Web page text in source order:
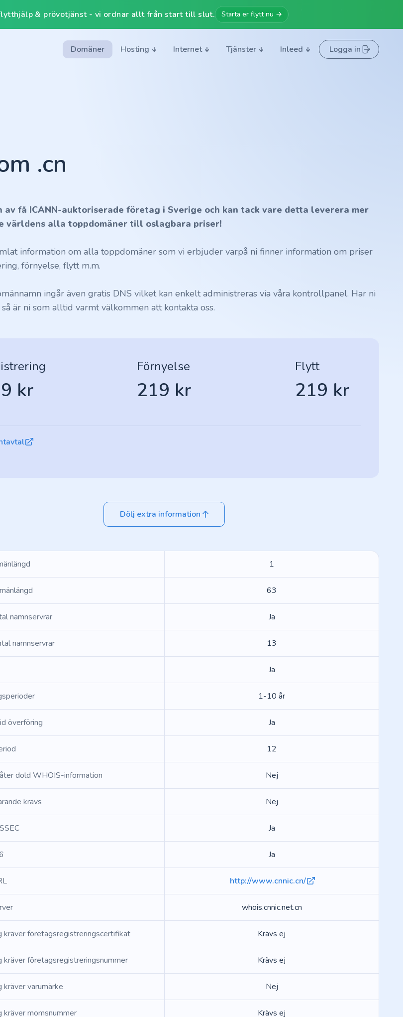
& prövotjänst - vi ordnar allt från start till slut. Starta er flytt nu →
Domäner Hosting Internet Tjänster Inleed Logga in
.cn
av få ICANN-auktoriserade företag i Sverige och kan tack vare detta leverera mer
världens alla toppdomäner till oslagbara priser!
information om alla toppdomäner som vi erbjuder varpå ni finner information om priser
förnyelse, flytt m.m.
ingår även gratis DNS vilket kan enkelt administreras via våra kontrollpanel. Har ni
är ni som alltid varmt välkommen att kontakta oss.
kr
Förnyelse
219 kr
Flytt
219 kr
Dölj extra information
1
63
namnservrar Ja
namnservrar 13
Ja
1-10 år
överföring Ja
12
dold WHOIS-information Nej
krävs Nej
Ja
Ja
http://www.cnnic.cn/
whois.cnnic.net.cn
kräver företagsregistreringscertifikat Krävs ej
kräver företagsregistreringsnummer Krävs ej
kräver varumärke Nej
kräver momsnummer Krävs ej